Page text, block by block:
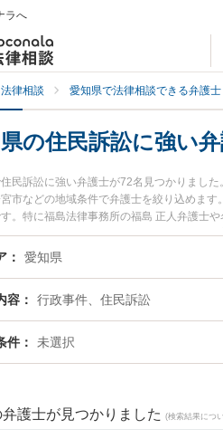
ラへ
律相談 愛知県で法律相談できる弁護士
の住民訴訟に強い
民訴訟に強い弁護士が72名見つかりまし
市などの地域条件で弁護士を絞り込めま
。特に福島法律事務所の福島 正人弁護士
どが注目されています。『愛知県で土日
い』『初回相談無料で住民訴訟を法律相談
愛知県
容 行政事件、住民訴訟
件 未選択
弁護士が見つかりました (検索結果につ